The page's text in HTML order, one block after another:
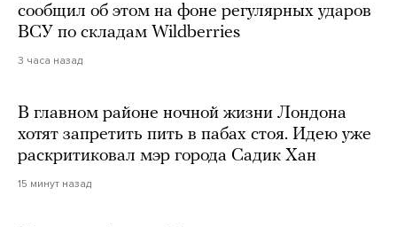
сообщил об этом на фоне регулярных ударов
ВСУ по складам Wildberries
3 часа назад
В главном районе ночной жизни Лондона
хотят запретить пить в пабах стоя. Идею уже
раскритиковал мэр города Садик Хан
15 минут назад